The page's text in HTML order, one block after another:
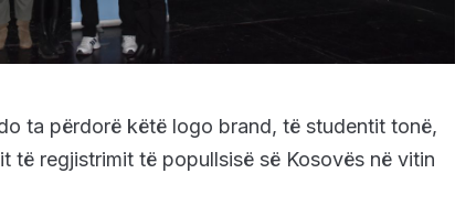
ta përdorë këtë logo brand, të studentit tonë,
të regjistrimit të popullsisë së Kosovës në vitin